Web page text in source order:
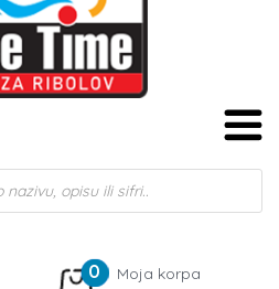
0 Moja korpa